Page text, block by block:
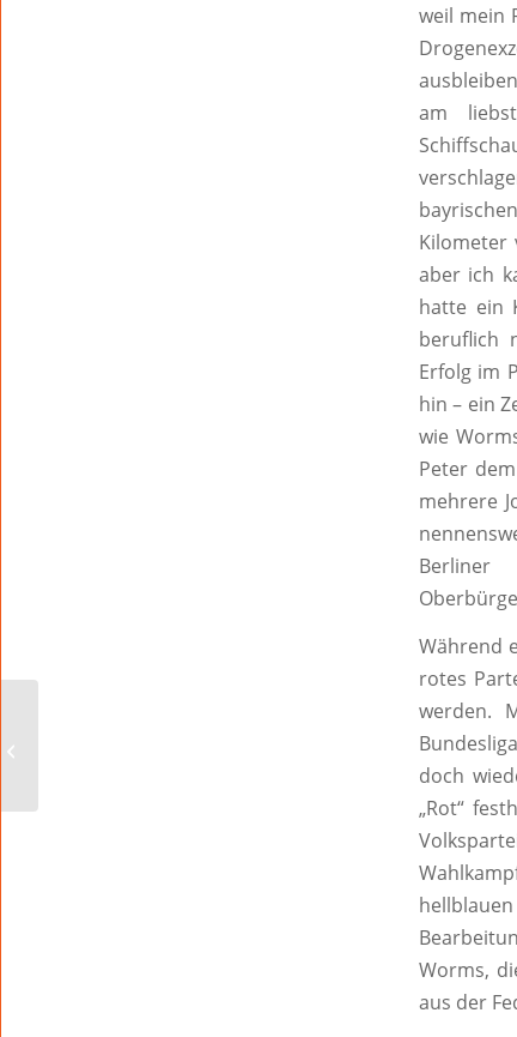
weil mein
am
Kilometer
aber ich
hatte ein
beruflich
Erfolg im
hin – ein
wie
Peter
mehrere
Berliner
Während
rotes
werden.
doch
„Rot“
Worms,
aus der